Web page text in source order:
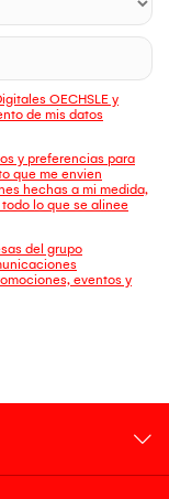
OECHSLE y
de mis datos
y preferencias para
que me envien
hechas a mi medida,
lo que se alinee
del grupo
eventos y